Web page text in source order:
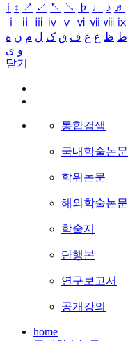
‡ ↕ ↗ ↙ ↖ ↘ ♭ ♩ ♪ ♬
ⅰ
ⅱ ⅲ ⅳ ⅴ ⅵ ⅶ ⅷ ⅸ
ط ظ ع غ ف ق ک ل م ن ه
و ی
닫기
통합검색
국내학술논문
학위논문
해외학술논문
학술지
단행본
연구보고서
공개강의
home